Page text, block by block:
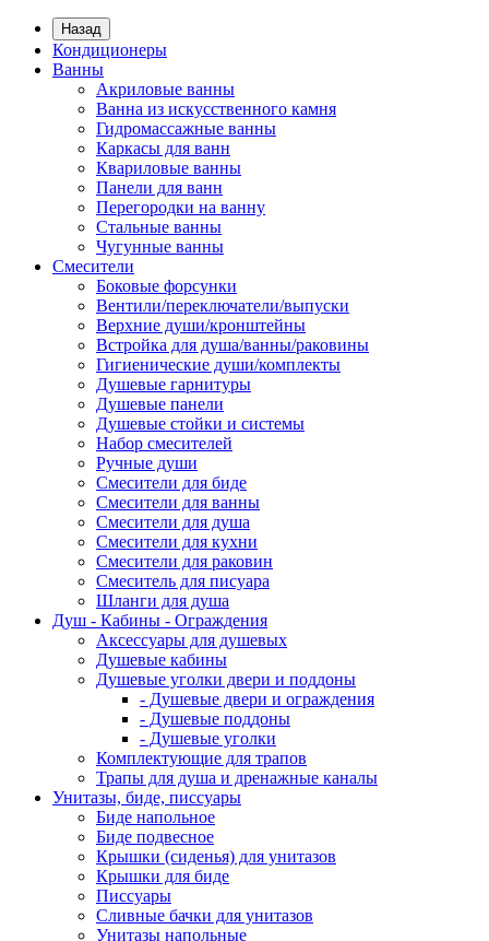
Назад
Кондиционеры
Ванны
Акриловые ванны
Ванна из искусственного камня
Гидромассажные ванны
Каркасы для ванн
Квариловые ванны
Панели для ванн
Перегородки на ванну
Стальные ванны
Чугунные ванны
Смесители
Боковые форсунки
Вентили/переключатели/выпуски
Верхние души/кронштейны
Встройка для душа/ванны/раковины
Гигиенические души/комплекты
Душевые гарнитуры
Душевые панели
Душевые стойки и системы
Набор смесителей
Ручные души
Смесители для биде
Смесители для ванны
Смесители для душа
Смесители для кухни
Смесители для раковин
Смеситель для писуара
Шланги для душа
Душ - Кабины - Ограждения
Аксессуары для душевых
Душевые кабины
Душевые уголки двери и поддоны
- Душевые двери и ограждения
- Душевые поддоны
- Душевые уголки
Комплектующие для трапов
Трапы для душа и дренажные каналы
Унитазы, биде, писсуары
Биде напольное
Биде подвесное
Крышки (сиденья) для унитазов
Крышки для биде
Писсуары
Сливные бачки для унитазов
Унитазы напольные